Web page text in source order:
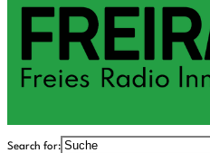
Search for: